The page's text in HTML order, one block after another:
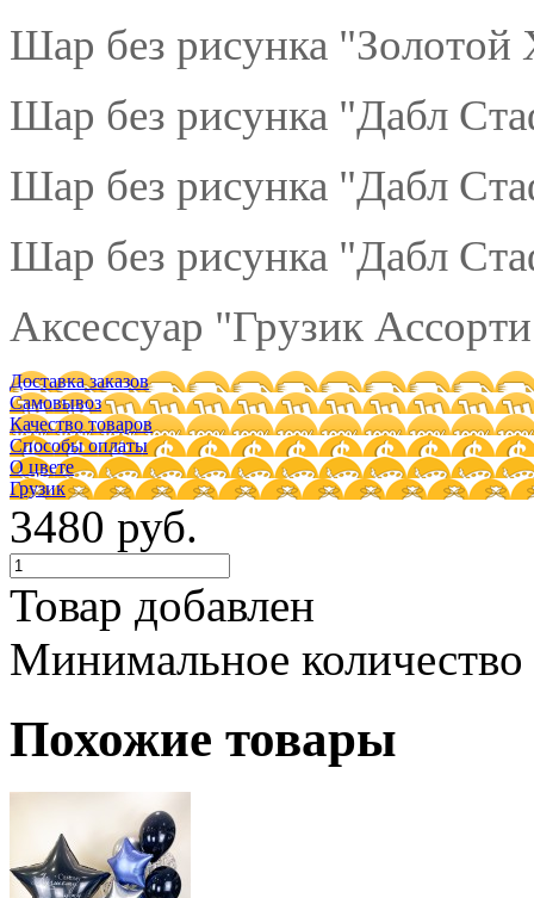
Шар без рисунка
Шар без рисунка "Дабл
Шар без рисунка "Дабл
Шар без рисунка "Дабл
Аксессуар "Грузик
Доставка заказов
Самовывоз
Качество товаров
Способы оплаты
О цвете
Грузик
3480 руб.
Товар добавлен
Минимальное
Похожие товары